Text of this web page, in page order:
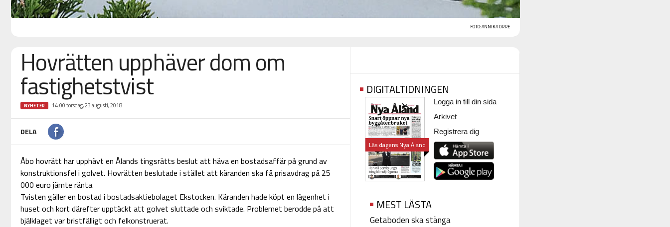
FOTO: ANNIKA ORRE
Hovrätten upphäver dom om
fastighetstvist
NYHETER 14:00 torsdag, 23 augusti, 2018
DELA
Åbo hovrätt har upphävt en Ålands tingsrätts beslut att häva en bostadsaffär på grund av
konstruktionsfel i golvet. Hovrätten beslutade i stället att käranden ska få prisavdrag på 25
000 euro jämte ränta.
Tvisten gäller en bostad i bostadsaktiebolaget Ekstocken. Käranden hade köpt en lägenhet i
huset och kort därefter upptäckt att golvet sluttade och sviktade. Problemet berodde på att
bjälklaget var bristfälligt och felkonstruerat.
DIGITALTIDNINGEN
Läs dagens Nya Åland
Logga in till din sida
Arkivet
Registrera dig
MEST LÄSTA
Getaboden ska stänga